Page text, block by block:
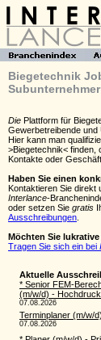
Biegetechnik
Die Plattform für
Gewerbetreibende und
Hier kann man
>Biegetechnik< finden,
Kontakte oder
Haben Sie einen
Kontaktieren Sie direkt
Interlance-
oder setzen Sie gratis
Ausschreibungen
Möchten Sie
Tragen Sie sich ein bei